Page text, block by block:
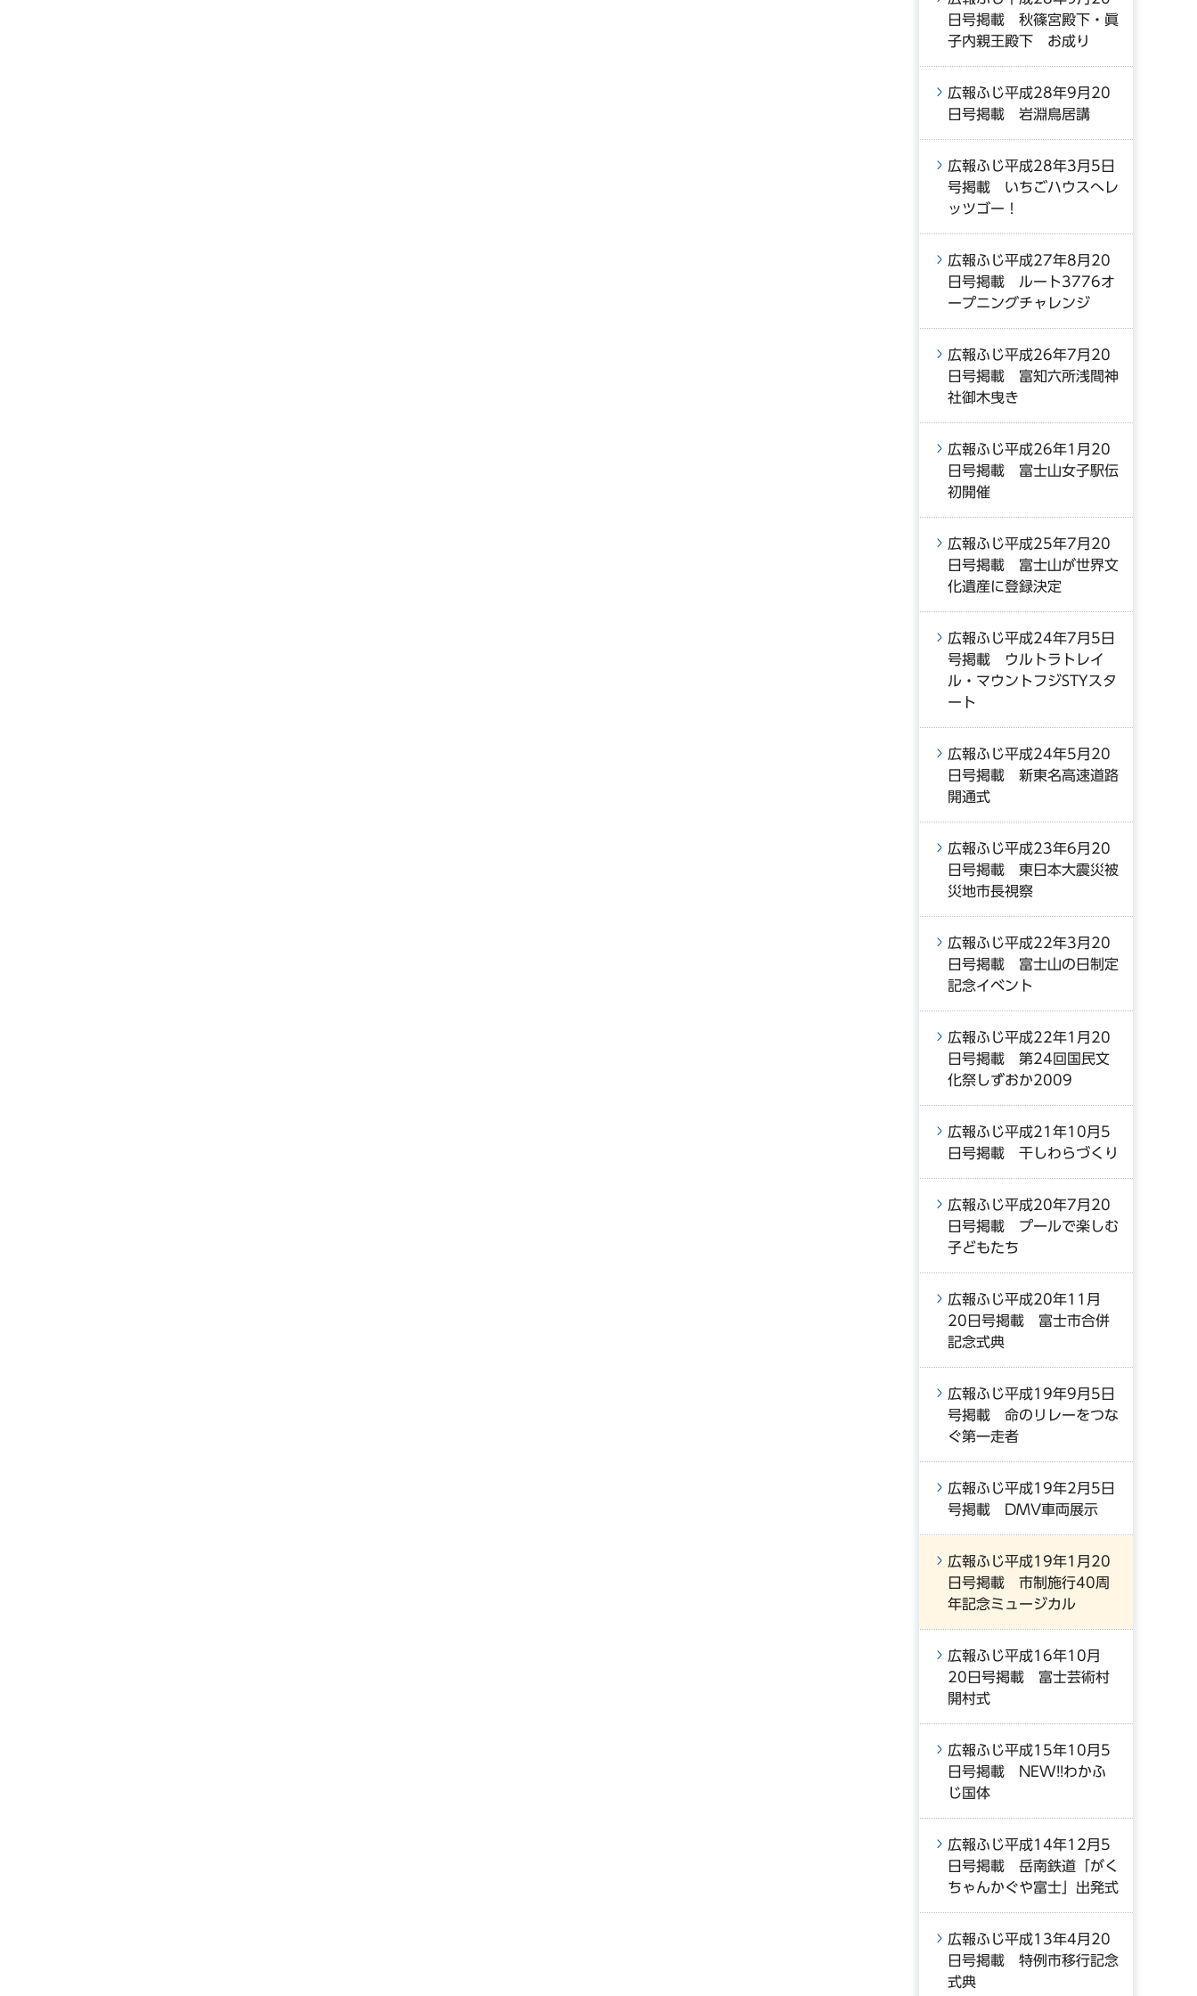
日号掲載 秋篠宮殿下・眞
子内親王殿下 お成り
広報ふじ平成28年9月20
日号掲載 岩淵鳥居講
広報ふじ平成28年3月5日
号掲載 いちごハウスへレ
ッツゴー！
広報ふじ平成27年8月20
日号掲載 ルート3776オ
ープニングチャレンジ
広報ふじ平成26年7月20
日号掲載 富知六所浅間神
社御木曳き
広報ふじ平成26年1月20
日号掲載 富士山女子駅伝
初開催
広報ふじ平成25年7月20
日号掲載 富士山が世界文
化遺産に登録決定
広報ふじ平成24年7月5日
号掲載 ウルトラトレイ
ル・マウントフジSTYスタ
ート
広報ふじ平成24年5月20
日号掲載 新東名高速道路
開通式
広報ふじ平成23年6月20
日号掲載 東日本大震災被
災地市長視察
広報ふじ平成22年3月20
日号掲載 富士山の日制定
記念イベント
広報ふじ平成22年1月20
日号掲載 第24回国民文
化祭しずおか2009
広報ふじ平成21年10月5
日号掲載 干しわらづくり
広報ふじ平成20年7月20
日号掲載 プールで楽しむ
子どもたち
広報ふじ平成20年11月
20日号掲載 富士市合併
記念式典
広報ふじ平成19年9月5日
号掲載 命のリレーをつな
ぐ第一走者
広報ふじ平成19年2月5日
号掲載 DMV車両展示
広報ふじ平成19年1月20
日号掲載 市制施行40周
年記念ミュージカル
広報ふじ平成16年10月
20日号掲載 富士芸術村
開村式
広報ふじ平成15年10月5
日号掲載 NEW!!わかふ
じ国体
広報ふじ平成14年12月5
日号掲載 岳南鉄道「がく
ちゃんかぐや富士」出発式
広報ふじ平成13年4月20
日号掲載 特例市移行記念
式典